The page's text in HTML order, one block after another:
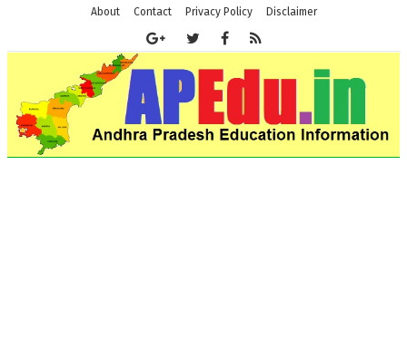
About Contact Privacy Policy Disclaimer